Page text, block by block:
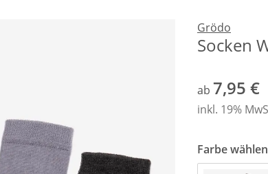
Grödo
Socken
ab 7,95 €
inkl. 19%
Farbe wählen